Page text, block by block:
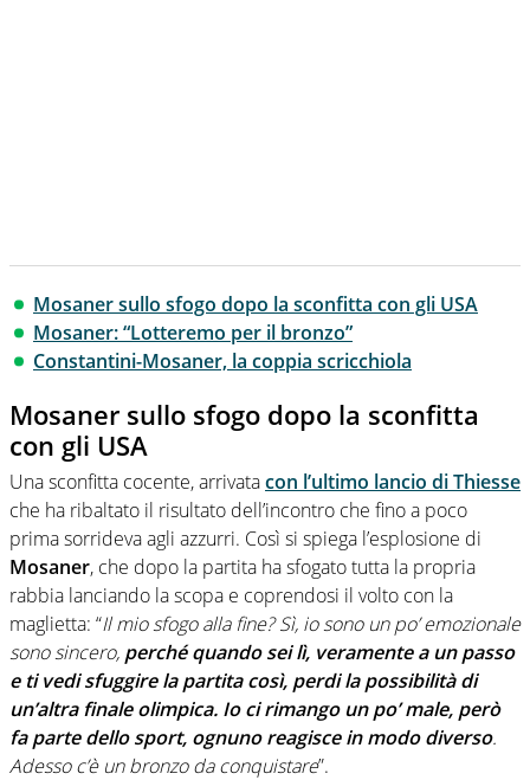
Mosaner sullo sfogo dopo la sconfitta con gli USA
Mosaner: “Lotteremo per il bronzo”
Constantini-Mosaner, la coppia scricchiola
Mosaner sullo sfogo dopo la sconfitta
con gli USA
Una sconfitta cocente, arrivatacon l’ultimo lancio diThiesse
che ha ribaltato il risultato dell’incontro che fino a poco
prima sorrideva agli azzurri. Così si spiega l’esplosione di
Mosaner, che dopo la partita ha sfogato tutta la propria
rabbia lanciando la scopa e coprendosi il volto con la
maglietta: “Il mio sfogo alla fine? Sì, io sono un po’ emozionale
sono sincero, perché quando sei lì, veramente a un passo
e ti vedi sfuggire la partita così, perdi la possibilità di
un’altra finale olimpica. Io ci rimango un po’ male, però
fa parte dello sport, ognuno reagisce in modo diverso.
Adesso c’è un bronzo da conquistare”.